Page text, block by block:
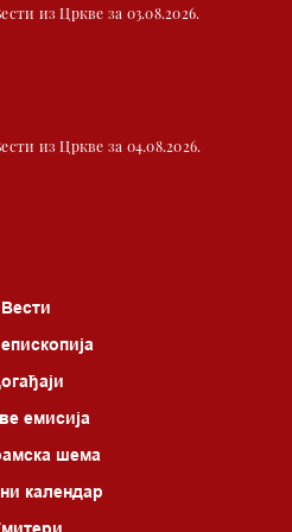
Гугла
трибине
из Цркве за 03.08.2026.
из Цркве за 04.08.2026.
Вести
емисија
шема
календар